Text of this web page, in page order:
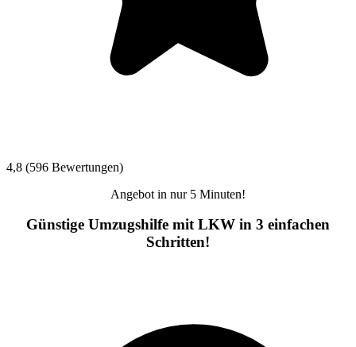
4,8 (596 Bewertungen)
Angebot in nur 5 Minuten!
Günstige Umzugshilfe mit LKW in 3 einfachen
Schritten!